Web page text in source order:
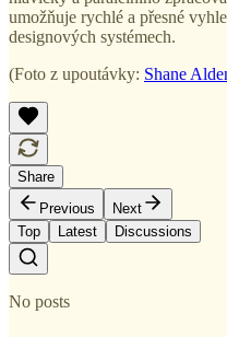
umožňuje rychlé a přesné
designových systémech.
(Foto z upoutávky: Shane
Share
Previous
Next
Top
Latest Discussions
No posts